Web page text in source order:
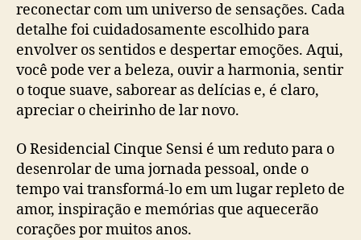
reconectar com um universo de sensações. Cada
detalhe foi cuidadosamente escolhido para
envolver os sentidos e despertar emoções. Aqui,
você pode ver a beleza, ouvir a harmonia, sentir
o toque suave, saborear as delícias e, é claro,
apreciar o cheirinho de lar novo.
O Residencial Cinque Sensi é um reduto para o
desenrolar de uma jornada pessoal, onde o
tempo vai transformá-lo em um lugar repleto de
amor, inspiração e memórias que aquecerão
corações por muitos anos.